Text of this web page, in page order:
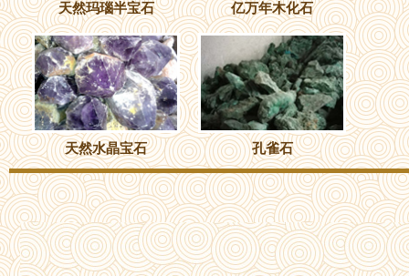
天然玛瑙半宝石 亿万年木化石
天然水晶宝石 孔雀石